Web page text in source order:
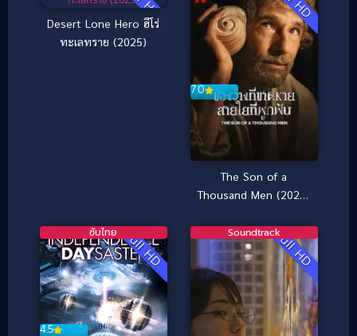
Desert Lone Hero ฮีโร่
ทะเลทราย (2025)
7.0
The Son of a
Thousand Men (2025)
ที่ผูกพัน
Full HD
4.5
ซับไทย Full HD
Soundtrack